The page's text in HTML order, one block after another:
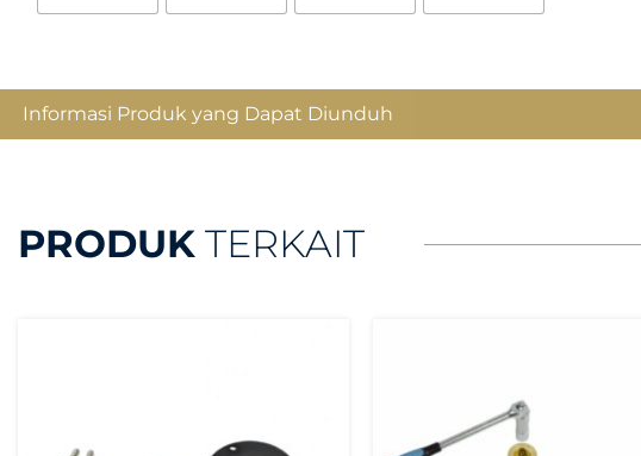
Informasi Produk yang Dapat Diunduh
PRODUK TERKAIT